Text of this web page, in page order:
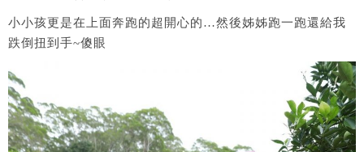
小小孩更是在上面奔跑的超開心的…然後姊姊跑一跑還給我
跌倒扭到手~傻眼